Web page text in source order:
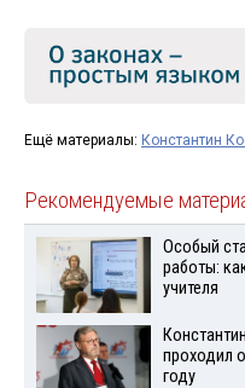
Ещё материалы: Константин
Рекомендуемые
Особый
работы:
учителя
проходил
году